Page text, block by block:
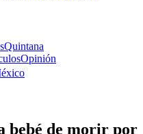
Quintana
Opinión
bebé de morir por